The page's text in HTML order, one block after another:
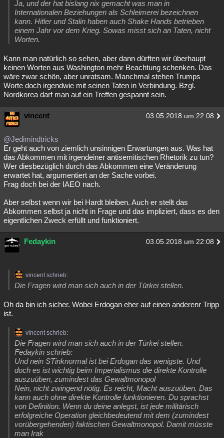
Ja, und der hat bislang nix gemacht was man in
Internationalen Beziehungen als Schleimerei bezeichnen
kann. Hitler und Stalin haben auch Shake Hands betrieben
einem Jahr vor dem Krieg. Sowas misst sich an Taten, nicht
Worten.
Kann man natürlich so sehen, aber dann dürften wir überhaupt
keinen Worten aus Washington mehr Beachtung schenken. Das
wäre zwar schön, aber unratsam. Manchmal stehen Trumps
Worte doch irgendwie mit seinen Taten in Verbindung. Bzgl.
Nordkorea darf man auf ein Treffen gespannt sein.
vincent 03.05.2018 um 22:08
@Jedimindtricks
Er geht auch von ziemlich unsinnigen Erwartungen aus. Was hat
das Abkommen mit irgendeiner antisemitischen Rhetorik zu tun?
Wer diesbezüglich durch das Abkommen eine Veränderung
erwartet hat, argumentiert an der Sache vorbei.
Frag doch bei der IAEO nach.
Aber selbst wenn wir bei Hardt bleiben. Auch er stellt das
Abkommen selbst ja nicht in Frage und das impliziert, dass es den
eigentlichen Zweck erfüllt und funktioniert.
Fedaykin 03.05.2018 um 22:08
vincent schrieb:
Die Fragen wird man sich auch in der Türkei stellen.
Oh da bin ich sicher. Wobei Erdogan eher auf einen anderenr Tripp
ist.
vincent schrieb:
Die Fragen wird man sich auch in der Türkei stellen.
Fedaykin schrieb:
Und nein STinknormal ist bei Erdogan das wenigste. Und
doch es ist wichtig beim Imperialismus die direkte Kontrolle
auszuüben, zumindest das Gewaltmonopol
Nein, nicht zwingend nötig. Es reicht, Macht auszuüben. Das
kann auch ohne direkte Kontrolle funktionieren. Du sprachst
von Definition. Wenn du deine anlegst, ist jede militärisch
erfolgreiche Operation gleichbedeutend mit dem (zumindest
vorübergehenden) faktischen Gewaltmonopol. Damit müsste
man Irak